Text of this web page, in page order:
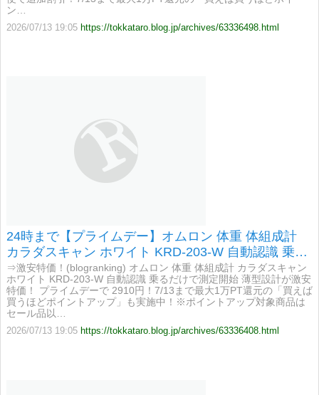
ン…
2026/07/13 19:05 https://tokkataro.blog.jp/archives/63336498.html
24時まで【プライムデー】オムロン 体重 体組成計
カラダスキャン ホワイト KRD-203-W 自動認識 乗る
だけで測定開始 薄型設計が激安特価！
⇒激安特価！(blogranking) オムロン 体重 体組成計 カラダスキャン
ホワイト KRD-203-W 自動認識 乗るだけで測定開始 薄型設計が激安
特価！ プライムデーで 2910円！7/13まで最大1万PT還元の「買えば
買うほどポイントアップ」も実施中！※ポイントアップ対象商品は
セール品以…
2026/07/13 19:05 https://tokkataro.blog.jp/archives/63336408.html